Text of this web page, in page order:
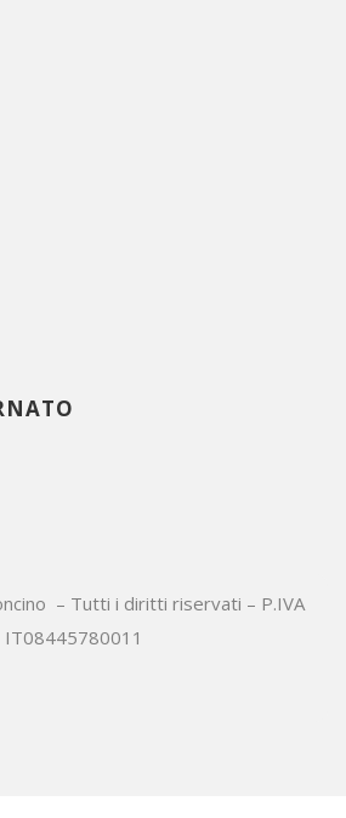
– Tutti i diritti riservati – P.IVA
IT08445780011